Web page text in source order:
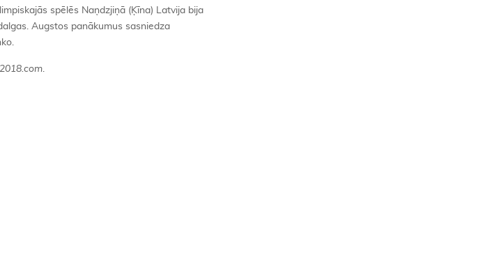
spēlēs Naņdzjiņā (Ķīna) Latvija bija
Augstos panākumus sasniedza